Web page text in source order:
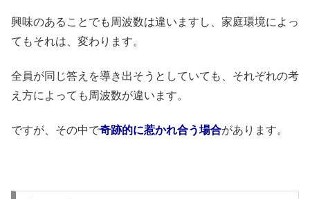
興味のあることでも周波数は違いますし、家庭環境によっ
てもそれは、変わります。
全員が同じ答えを導き出そうとしていても、それぞれの考
え方によっても周波数が違います。
ですが、その中で奇跡的に惹かれ合う場合があります。